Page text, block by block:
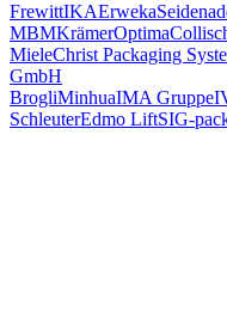
FrewittIKAErweka
MBMKrämerOptima
MieleChrist Packaging
GmbH
BrogliMinhuaIMA Gruppe
SchleuterEdmo LiftSIG-